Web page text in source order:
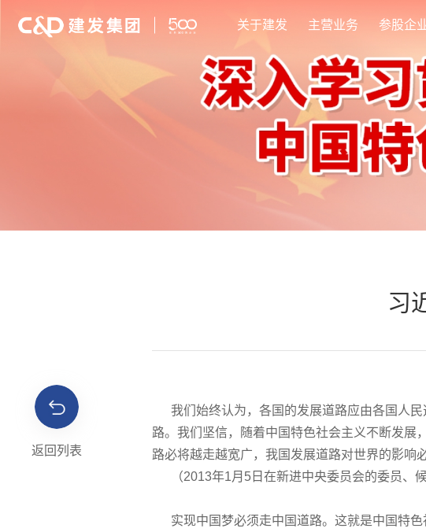
关于建发 主营业务 参股企
返回列表
习
我们始终认为，各国的发展道路应由各国人民
路。我们坚信，随着中国特色社会主义不断发展
路必将越走越宽广，我国发展道路对世界的影响
（2013年1月5日在新进中央委员会的委员、
实现中国梦必须走中国道路。这就是中国特色